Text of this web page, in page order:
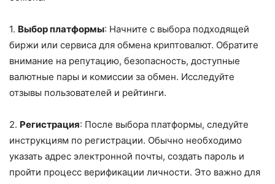
1. Выбор платформы: Начните с выбора подходящей
биржи или сервиса для обмена криптовалют. Обратите
внимание на репутацию, безопасность, доступные
валютные пары и комиссии за обмен. Исследуйте
отзывы пользователей и рейтинги.
2. Регистрация: После выбора платформы, следуйте
инструкциям по регистрации. Обычно необходимо
указать адрес электронной почты, создать пароль и
пройти процесс верификации личности. Это важно для